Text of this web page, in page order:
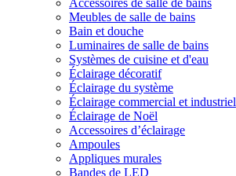
Accessoires de salle de bains
Meubles de salle de bains
Bain et douche
Luminaires de salle de bains
Systèmes de cuisine et d'eau
Éclairage décoratif
Éclairage du système
Éclairage commercial et industriel
Éclairage de Noël
Accessoires d’éclairage
Ampoules
Appliques murales
Bandes de LED